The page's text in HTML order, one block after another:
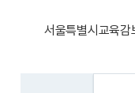
서울특별시교육